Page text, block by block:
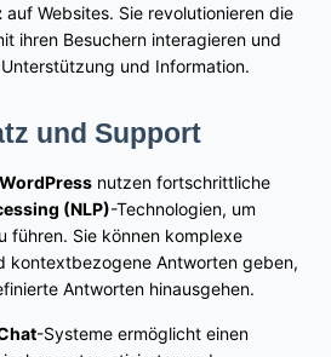
auf Websites. Sie revolutionieren die
ihren Besuchern interagieren und
und Information.
und Support
WordPress nutzen fortschrittliche
(NLP)-Technologien, um
führen. Sie können komplexe
kontextbezogene Antworten geben,
Antworten hinausgehen.
-Systeme ermöglicht einen